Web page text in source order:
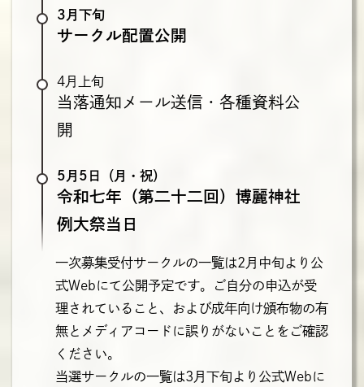
3月下旬
サークル配置公開
4月上旬
当落通知メール送信・各種資料公
開
5月5日（月・祝）
令和七年（第二十二回）博麗神社
例大祭当日
一次募集受付サークルの一覧は2月中旬より公
式Webにて公開予定です。ご自分の申込が受
理されていること、および成年向け頒布物の有
無とメディアコードに誤りがないことをご確認
ください。
当選サークルの一覧は3月下旬より公式Webに